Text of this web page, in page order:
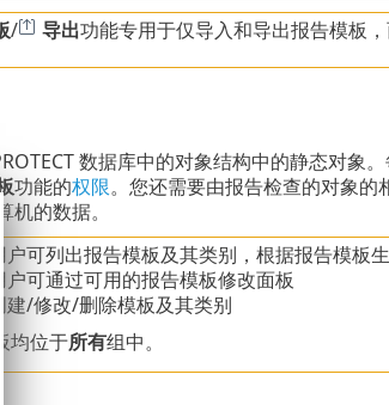
/ 导出功能专用于仅导入和导出报告模板
数据库中的对象结构中的静态对
功能的权限。您还需要由报告检查的对象的
机的数据。
户可列出报告模板及其类别，根据报告模板
户可通过可用的报告模板修改面板
建/修改/删除模板及其类别
均位于所有组中。